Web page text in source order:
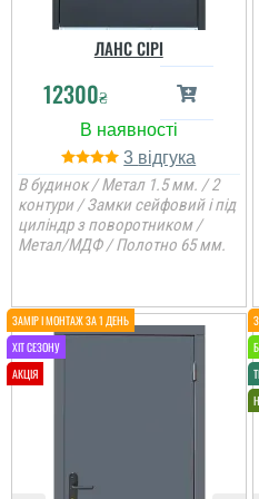
ЛАНС СІРІ
12300₴
3
В будинок / Метал 1.5 мм. / 2
контури / Замки сейфовий і під
циліндр з поворотником /
Метал/МДФ / Полотно 65 мм.